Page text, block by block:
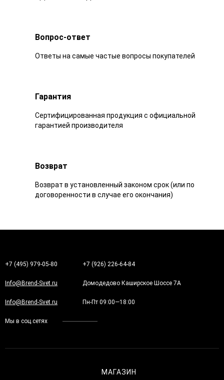
Вопрос-ответ
Ответы на самые частые вопросы покупателей
Гарантия
Сертифицированная продукция с официальной
гарантией производителя
Возврат
Возврат в установленный законом срок (или по
договоренности в случае его окончания)
+7 (495) 979-05-80 +7 (926) 226-64-84
Info@Brend-Svet.ru Домодедово Каширское Шоссе 7А
Info@Brend-Svet.ru Пн-Пт 09:00—18:00
Мы в соц.сетях
МАГАЗИН